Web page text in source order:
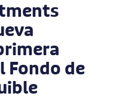
Fondo de